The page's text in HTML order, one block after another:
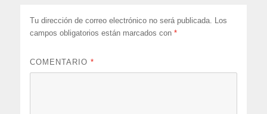
Tu dirección de correo electrónico no será publicada. Los
campos obligatorios están marcados con*
COMENTARIO*